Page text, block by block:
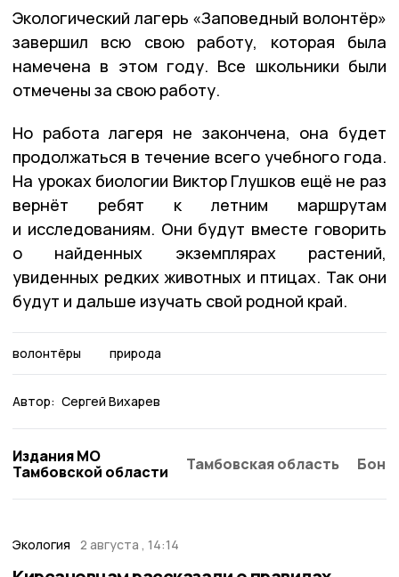
Экологический лагерь «Заповедный волонтёр»
завершил всю свою работу, которая была
намечена в этом году. Все школьники были
отмечены за свою работу.
Но работа лагеря не закончена, она будет
продолжаться в течение всего учебного года.
На уроках биологии Виктор Глушков ещё не раз
вернёт ребят к летним маршрутам
и исследованиям. Они будут вместе говорить
о найденных экземплярах растений,
увиденных редких животных и птицах. Так они
будут и дальше изучать свой родной край.
волонтёры природа
Автор: Сергей Вихарев
Издания МО
Тамбовской области
Тамбовская область
Экология 2 августа , 14:14